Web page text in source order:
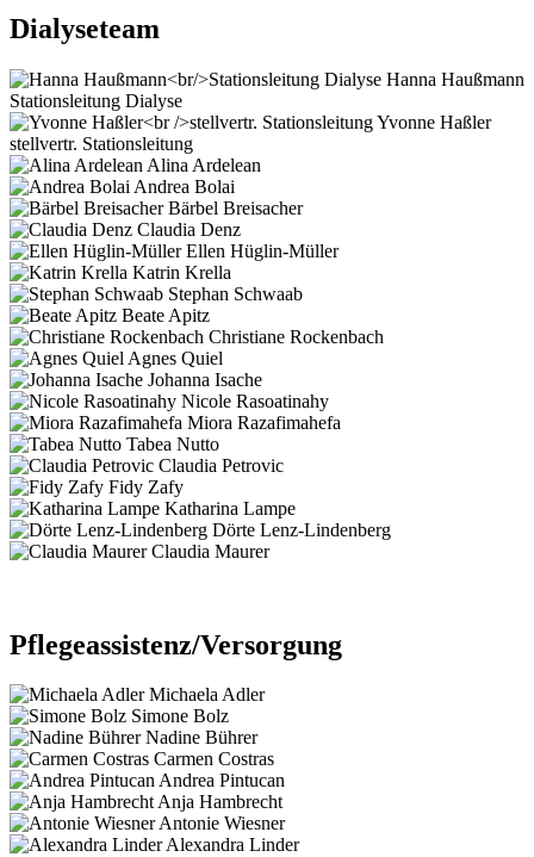
Dialyseteam
Hanna Haußmann
Stationsleitung Dialyse
Yvonne Haßler
stellvertr. Stationsleitung
Alina Ardelean
Andrea Bolai
Bärbel Breisacher
Claudia Denz
Ellen Hüglin-Müller
Katrin Krella
Stephan Schwaab
Beate Apitz
Christiane Rockenbach
Agnes Quiel
Johanna Isache
Nicole Rasoatinahy
Miora Razafimahefa
Tabea Nutto
Claudia Petrovic
Fidy Zafy
Katharina Lampe
Dörte Lenz-Lindenberg
Claudia Maurer
Pflegeassistenz/Versorgung
Michaela Adler
Simone Bolz
Nadine Bührer
Carmen Costras
Andrea Pintucan
Anja Hambrecht
Antonie Wiesner
Alexandra Linder